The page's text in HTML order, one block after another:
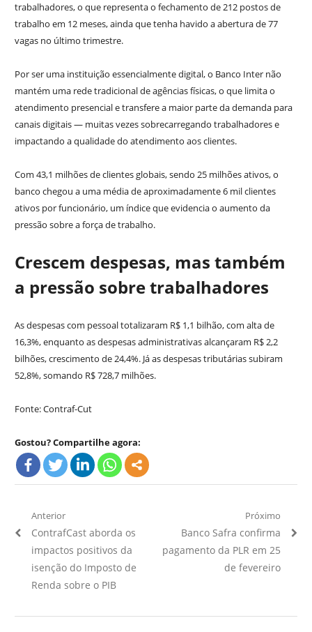
trabalhadores, o que representa o fechamento de 212 postos de
trabalho em 12 meses, ainda que tenha havido a abertura de 77
vagas no último trimestre.
Por ser uma instituição essencialmente digital, o Banco Inter não
mantém uma rede tradicional de agências físicas, o que limita o
atendimento presencial e transfere a maior parte da demanda para
canais digitais — muitas vezes sobrecarregando trabalhadores e
impactando a qualidade do atendimento aos clientes.
Com 43,1 milhões de clientes globais, sendo 25 milhões ativos, o
banco chegou a uma média de aproximadamente 6 mil clientes
ativos por funcionário, um índice que evidencia o aumento da
pressão sobre a força de trabalho.
Crescem despesas, mas também
a pressão sobre trabalhadores
As despesas com pessoal totalizaram R$ 1,1 bilhão, com alta de
16,3%, enquanto as despesas administrativas alcançaram R$ 2,2
bilhões, crescimento de 24,4%. Já as despesas tributárias subiram
52,8%, somando R$ 728,7 milhões.
Fonte: Contraf-Cut
Gostou? Compartilhe agora:
Navegação
de
Post
Anterior
Artigo
Anterior:
ContrafCast aborda os
impactos positivos da
isenção do Imposto de
Renda sobre o PIB
Próximo
Próximo
Artigo:
Banco Safra confirma
pagamento da PLR em 25
de fevereiro